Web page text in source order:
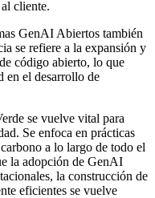
cliente.
GenAI Abiertos también
se refiere a la expansión y
código abierto, lo que
en el desarrollo de
se vuelve vital para
Se enfoca en prácticas
a lo largo de todo el
la adopción de GenAI
la construcción de
eficientes se vuelve